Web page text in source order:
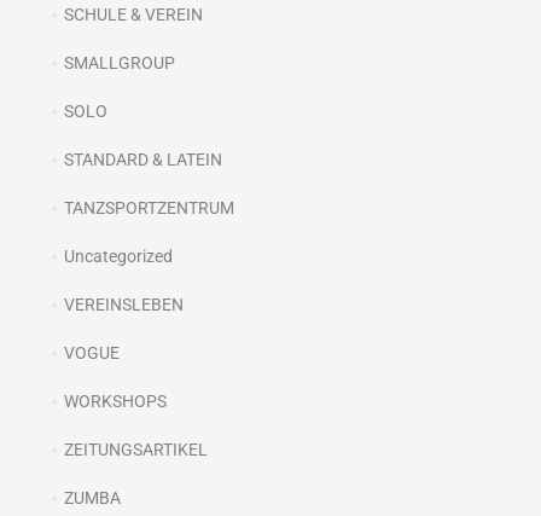
SCHULE & VEREIN
SMALLGROUP
SOLO
STANDARD & LATEIN
TANZSPORTZENTRUM
Uncategorized
VEREINSLEBEN
VOGUE
WORKSHOPS
ZEITUNGSARTIKEL
ZUMBA